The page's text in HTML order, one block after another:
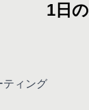
1日
ティング